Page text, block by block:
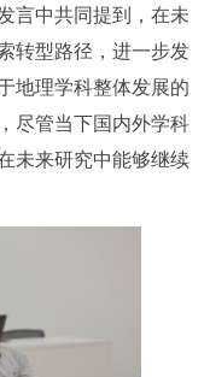
言中共同提到，在未
转型路径，进一步发
地理学科整体发展的
尽管当下国内外学科
未来研究中能够继续